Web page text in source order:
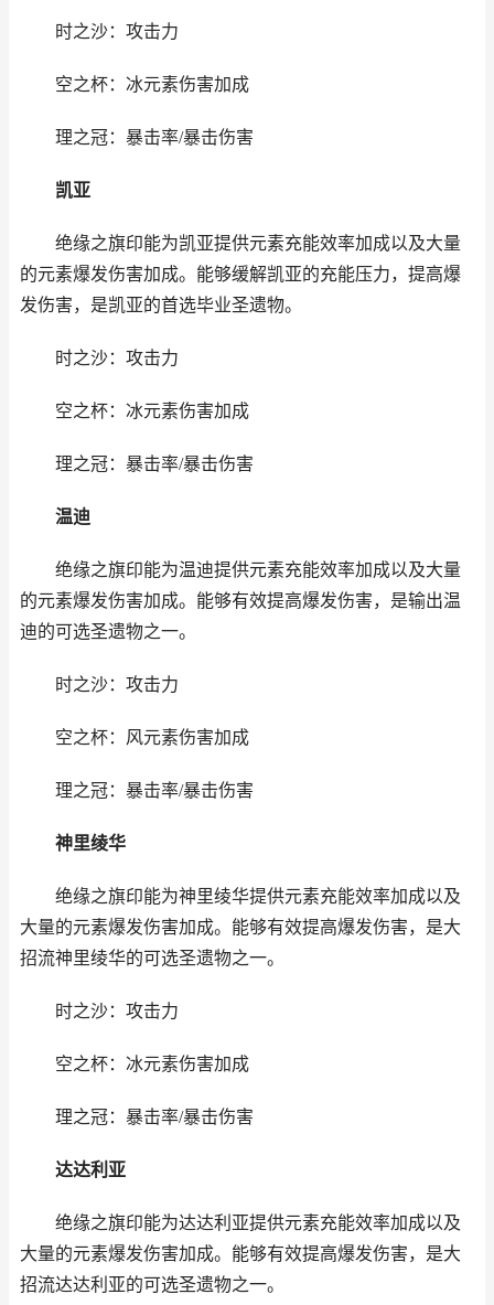
时之沙：攻击力
空之杯：冰元素伤害加成
理之冠：暴击率/暴击伤害
凯亚
绝缘之旗印能为凯亚提供元素充能效率加成以及大量
的元素爆发伤害加成。能够缓解凯亚的充能压力，提高爆
发伤害，是凯亚的首选毕业圣遗物。
时之沙：攻击力
空之杯：冰元素伤害加成
理之冠：暴击率/暴击伤害
温迪
绝缘之旗印能为温迪提供元素充能效率加成以及大量
的元素爆发伤害加成。能够有效提高爆发伤害，是输出温
迪的可选圣遗物之一。
时之沙：攻击力
空之杯：风元素伤害加成
理之冠：暴击率/暴击伤害
神里绫华
绝缘之旗印能为神里绫华提供元素充能效率加成以及
大量的元素爆发伤害加成。能够有效提高爆发伤害，是大
招流神里绫华的可选圣遗物之一。
时之沙：攻击力
空之杯：冰元素伤害加成
理之冠：暴击率/暴击伤害
达达利亚
绝缘之旗印能为达达利亚提供元素充能效率加成以及
大量的元素爆发伤害加成。能够有效提高爆发伤害，是大
招流达达利亚的可选圣遗物之一。